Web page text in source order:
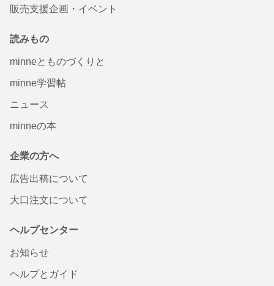
販売支援企画・イベント
読みもの
minneとものづくりと
minne学習帖
ニュース
minneの本
企業の方へ
広告出稿について
大口注文について
ヘルプセンター
お知らせ
ヘルプとガイド